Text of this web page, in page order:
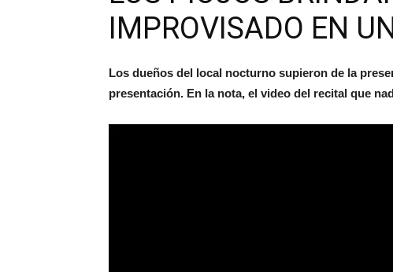
IMPROVISADO EN
Los dueños del local nocturno supieron de la
presentación. En la nota, el video del recital que